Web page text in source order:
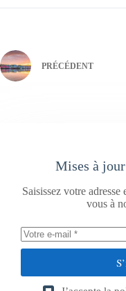
PRÉCÉDENT
Mises à
Saisissez votre
vous à